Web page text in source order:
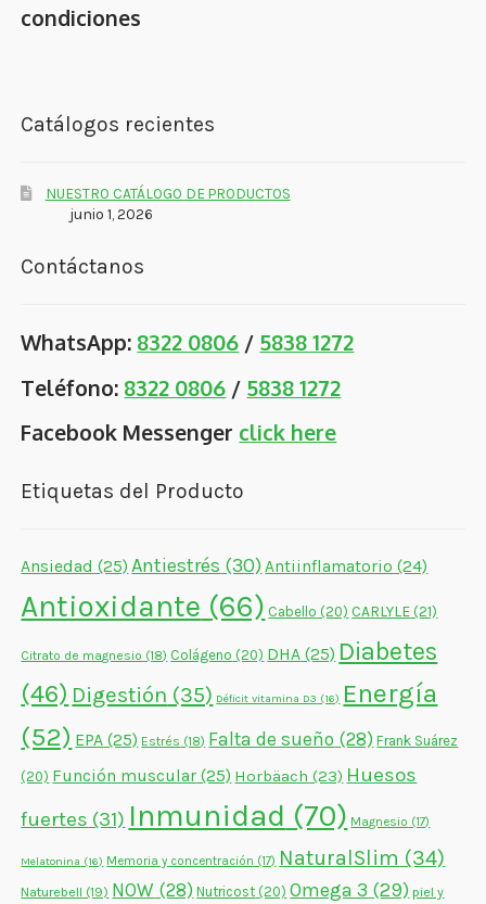
condiciones
Catálogos recientes
NUESTRO CATÁLOGO DE PRODUCTOS
junio 1, 2026
Contáctanos
WhatsApp: 8322 0806 / 5838 1272
Teléfono: 8322 0806 / 5838 1272
Facebook Messenger click here
Etiquetas del Producto
Ansiedad (25) Antiestrés (30)Antiinflamatorio (24)
Antioxidante (66) Cabello (20) CARLYLE(21)
Citrato de magnesio (18) Colágeno (20) DHA (25) Diabetes
(46) Digestión (35) Déficit vitamina D3 (16) Energía
(52) EPA (25) Estrés (18) Falta de sueño (28) Frank Suárez
(20) Función muscular (25) Horbäach (23) Huesos
fuertes (31) Inmunidad (70) Magnesio (17)
Melatonina (16) Memoria y concentración (17) NaturalSlim (34)
Naturebell (19) NOW (28) Nutricost (20) Omega 3 (29) piel y